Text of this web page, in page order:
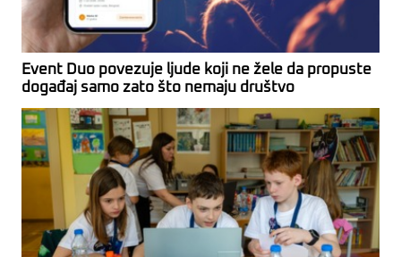
Event Duo povezuje ljude koji ne žele da propuste
događaj samo zato što nemaju društvo